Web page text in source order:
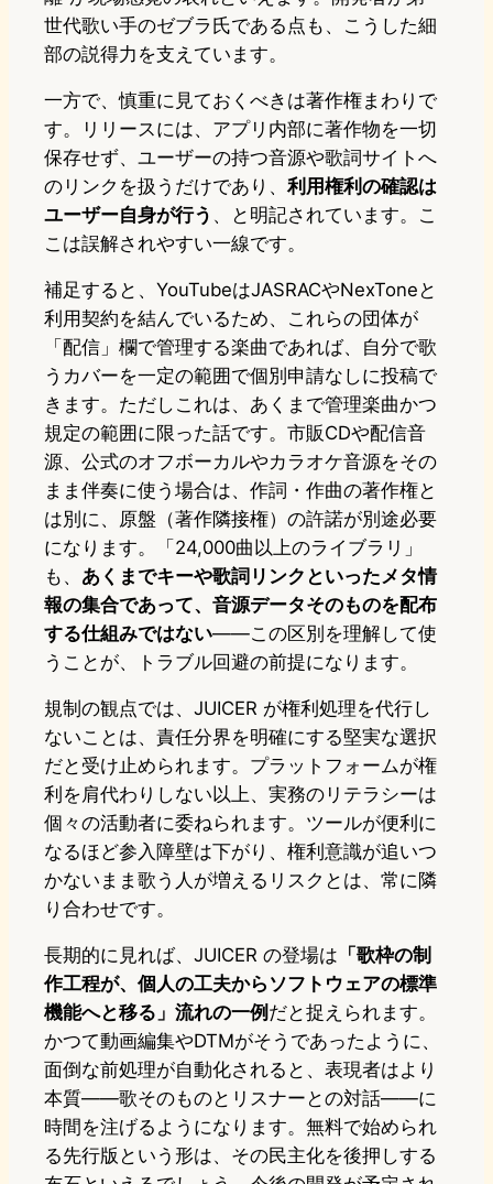
世代歌い手のゼブラ氏である点も、こうした細
部の説得力を支えています。
一方で、慎重に見ておくべきは著作権まわりで
す。リリースには、アプリ内部に著作物を一切
保存せず、ユーザーの持つ音源や歌詞サイトへ
のリンクを扱うだけであり、 利用権利の確認は
ユーザー自身が行う 、と明記されています。こ
こは誤解されやすい一線です。
補足すると、YouTubeはJASRACやNexToneと
利用契約を結んでいるため、これらの団体が
「配信」欄で管理する楽曲であれば、自分で歌
うカバーを一定の範囲で個別申請なしに投稿で
きます。ただしこれは、あくまで管理楽曲かつ
規定の範囲に限った話です。市販CDや配信音
源、公式のオフボーカルやカラオケ音源をその
まま伴奏に使う場合は、作詞・作曲の著作権と
は別に、原盤（著作隣接権）の許諾が別途必要
になります。「24,000曲以上のライブラリ」
も、 あくまでキーや歌詞リンクといったメタ情
報の集合であって、音源データそのものを配布
する仕組みではない——この区別を理解して使
うことが、トラブル回避の前提になります。
規制の観点では、JUICER が権利処理を代行し
ないことは、責任分界を明確にする堅実な選択
だと受け止められます。プラットフォームが権
利を肩代わりしない以上、実務のリテラシーは
個々の活動者に委ねられます。ツールが便利に
なるほど参入障壁は下がり、権利意識が追いつ
かないまま歌う人が増えるリスクとは、常に隣
り合わせです。
長期的に見れば、JUICER の登場は 「歌枠の制
作工程が、個人の工夫からソフトウェアの標準
機能へと移る」流れの一例 だと捉えられます。
かつて動画編集やDTMがそうであったように、
面倒な前処理が自動化されると、表現者はより
本質——歌そのものとリスナーとの対話——に
時間を注げるようになります。無料で始められ
る先行版という形は、その民主化を後押しする